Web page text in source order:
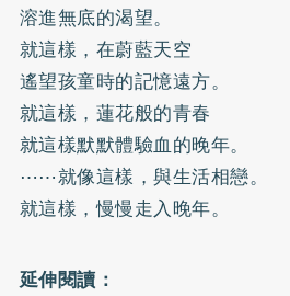
溶進無底的渴望。
就這樣，在蔚藍天空
遙望孩童時的記憶遠方。
就這樣，蓮花般的青春
就這樣默默體驗血的晚年。
⋯⋯就像這樣，與生活相戀。
就這樣，慢慢走入晚年。
延伸閱讀：